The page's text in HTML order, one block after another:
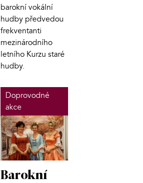
barokní vokální
hudby předvedou
frekventanti
mezinárodního
letního Kurzu staré
hudby.
Doprovodné
akce
Barokní